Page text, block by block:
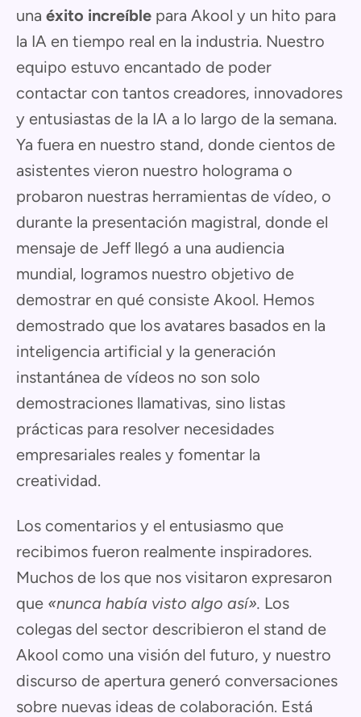
una éxito increíble para Akool y un hito para
la IA en tiempo real en la industria. Nuestro
equipo estuvo encantado de poder
contactar con tantos creadores, innovadores
y entusiastas de la IA a lo largo de la semana.
Ya fuera en nuestro stand, donde cientos de
asistentes vieron nuestro holograma o
probaron nuestras herramientas de vídeo, o
durante la presentación magistral, donde el
mensaje de Jeff llegó a una audiencia
mundial, logramos nuestro objetivo de
demostrar en qué consiste Akool. Hemos
demostrado que los avatares basados en la
inteligencia artificial y la generación
instantánea de vídeos no son solo
demostraciones llamativas, sino listas
prácticas para resolver necesidades
empresariales reales y fomentar la
creatividad.
Los comentarios y el entusiasmo que
recibimos fueron realmente inspiradores.
Muchos de los que nos visitaron expresaron
que «nunca había visto algo así». Los
colegas del sector describieron el stand de
Akool como una visión del futuro, y nuestro
discurso de apertura generó conversaciones
sobre nuevas ideas de colaboración. Está